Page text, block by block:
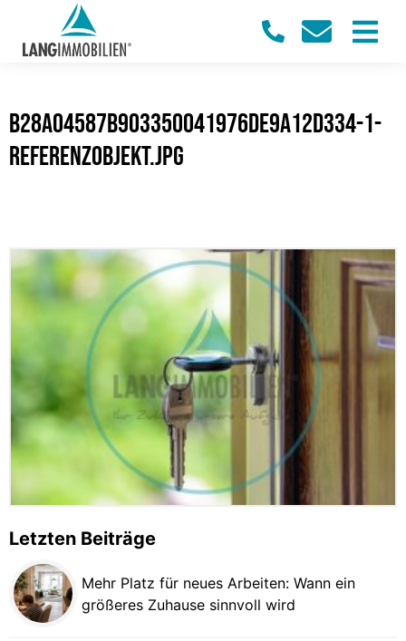
b28a04587b903350041976de9a12d334-1-
Referenzobjekt.jpg
Letzten Beiträge
Mehr Platz für neues Arbeiten: Wann ein
größeres Zuhause sinnvoll wird